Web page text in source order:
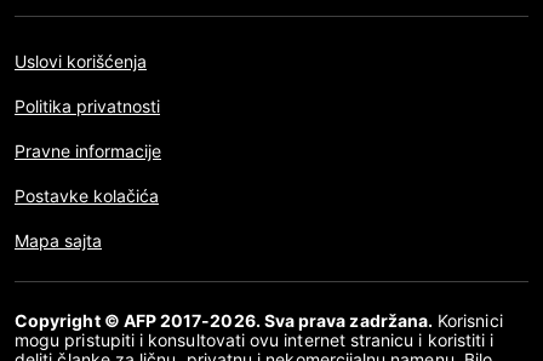
Uslovi korišćenja
Politika privatnosti
Pravne informacije
Postavke kolačića
Mapa sajta
Copyright © AFP 2017-2026. Sva prava zadržana. Korisnici
mogu pristupiti i konsultovati ovu internet stranicu i koristiti i